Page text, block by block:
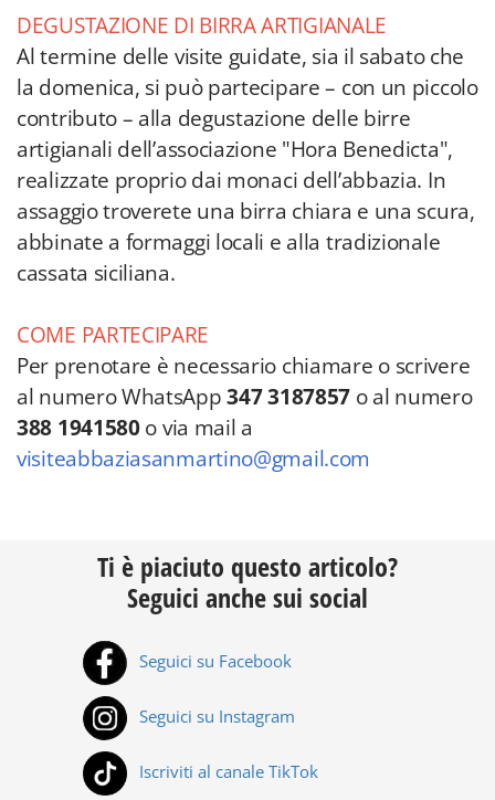
DEGUSTAZIONE DI BIRRA ARTIGIANALE
Al termine delle visite guidate, sia il sabato che
la domenica, si può partecipare – con un piccolo
contributo – alla degustazione delle birre
artigianali dell’associazione "Hora Benedicta",
realizzate proprio dai monaci dell’abbazia. In
assaggio troverete una birra chiara e una scura,
abbinate a formaggi locali e alla tradizionale
cassata siciliana.
COME PARTECIPARE
Per prenotare è necessario chiamare o scrivere
al numero WhatsApp347 3187857 o al numero
388 1941580o via mail a
visiteabbaziasanmartino@gmail.com
Ti è piaciuto questo articolo?
Seguici anche sui social
Seguici su Facebook
Seguici su Instagram
Iscriviti al canale TikTok